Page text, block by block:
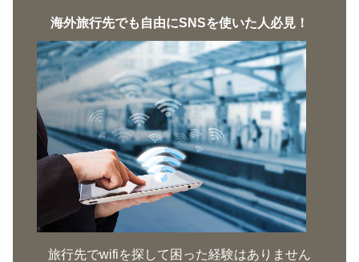
海外旅行先でも自由にSNSを使いた人必見！
旅行先でwifiを探して困った経験はありません